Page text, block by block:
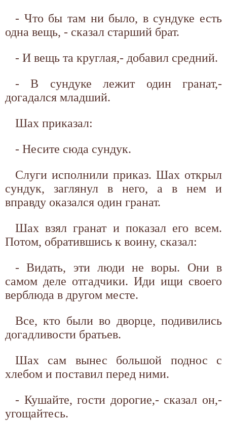
- Что бы там ни было, в сундуке есть
одна вещь, - сказал старший брат.
- И вещь та круглая,- добавил средний.
- В сундуке лежит один гранат,-
догадался младший.
Шах приказал:
- Несите сюда сундук.
Слуги исполнили приказ. Шах открыл
сундук, заглянул в него, а в нем и
вправду оказался один гранат.
Шах взял гранат и показал его всем.
Потом, обратившись к воину, сказал:
- Видать, эти люди не воры. Они в
самом деле отгадчики. Иди ищи своего
верблюда в другом месте.
Все, кто были во дворце, подивились
догадливости братьев.
Шах сам вынес большой поднос с
хлебом и поставил перед ними.
- Кушайте, гости дорогие,- сказал он,-
угощайтесь.